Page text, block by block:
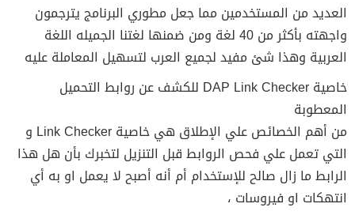
العديد من المستخدمين مما جعل مطوري البرنامج يترجمون
واجهته بأكثر من 40 لغة ومن ضمنها لغتنا الجميله اللغة
العربية وهذا شئ مفيد لجميع العرب لتسهيل المعاملة عليه
خاصية DAP Link Checker للكشف عن روابط التحميل
المعطوبة
من أهم الخصائص علي الإطلاق هي خاصية Link Checker و
التي تعمل علي فحص الروابط قبل التنزيل لتخبرك بأن هل هذا
الرابط ما زال صالح للإستخدام أم أنه أصبح لا يعمل او به أي
انتهكات او فيروسات ،